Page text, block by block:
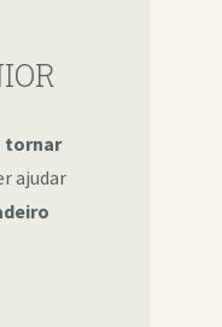
tornar
ajudar